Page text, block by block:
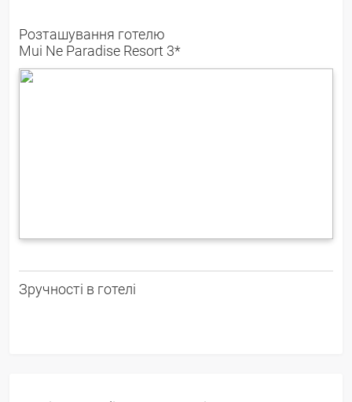
Розташування готелю
Mui Ne Paradise Resort 3*
Зручності в готелі